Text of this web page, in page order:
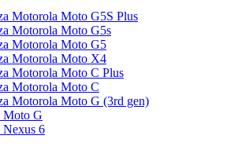
Motorola Moto G5S Plus
Motorola Moto G5s
Motorola Moto G5
Motorola Moto X4
Motorola Moto C Plus
Motorola Moto C
Motorola Moto G (3rd gen)
Moto G
6